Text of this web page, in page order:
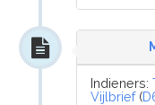
Indieners:
Vijlbrief(